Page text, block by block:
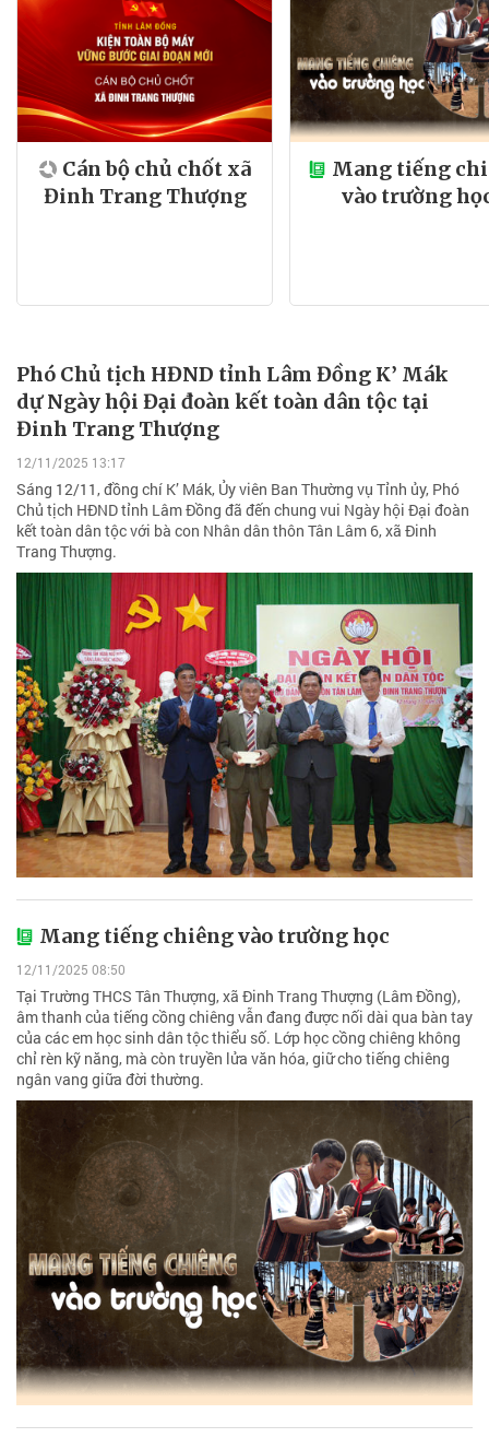
Cán bộ chủ chốt xã
Đinh Trang Thượng
Mang tiếng
vào trường
Phó Chủ tịch HĐND tỉnh Lâm Đồng K’ Mák
dự Ngày hội Đại đoàn kết toàn dân tộc tại
Đinh Trang Thượng
12/11/2025 13:17
Sáng 12/11, đồng chí K’ Mák, Ủy viên Ban Thường vụ Tỉnh ủy, Phó
Chủ tịch HĐND tỉnh Lâm Đồng đã đến chung vui Ngày hội Đại đoàn
kết toàn dân tộc với bà con Nhân dân thôn Tân Lâm 6, xã Đinh
Trang Thượng.
Mang tiếng chiêng vào trường học
12/11/2025 08:50
Tại Trường THCS Tân Thượng, xã Đinh Trang Thượng (Lâm Đồng),
âm thanh của tiếng cồng chiêng vẫn đang được nối dài qua bàn tay
của các em học sinh dân tộc thiểu số. Lớp học cồng chiêng không
chỉ rèn kỹ năng, mà còn truyền lửa văn hóa, giữ cho tiếng chiêng
ngân vang giữa đời thường.